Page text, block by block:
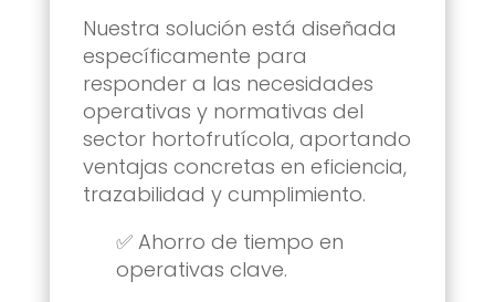
Nuestra solución está diseñada
específicamente para
responder a las necesidades
operativas y normativas del
sector hortofrutícola, aportando
ventajas concretas en eficiencia,
trazabilidad y cumplimiento.
✅ Ahorro de tiempo en
operativas clave.